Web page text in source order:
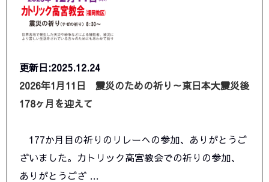
更新日:2025.12.24
2026年1月11日 震災のための祈り～東日本大震災後
178ヶ月を迎えて
177か月目の祈りのリレーへの参加、ありがとうご
ざいました。カトリック高宮教会での祈りの参加、
ありがとうござ …